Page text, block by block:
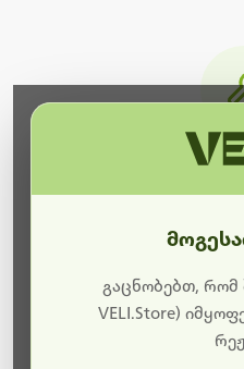
ბოდიშს გიხდით
მიმდინარეობს საიტის
მალე ისევ
გაცნობებთ, რომ
VELI.Store)